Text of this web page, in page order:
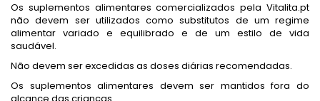
Os suplementos alimentares comercializados pela Vitalita.pt
não devem ser utilizados como substitutos de um regime
alimentar variado e equilibrado e de um estilo de vida
saudável.
Não devem ser excedidas as doses diárias recomendadas.
Os suplementos alimentares devem ser mantidos fora do